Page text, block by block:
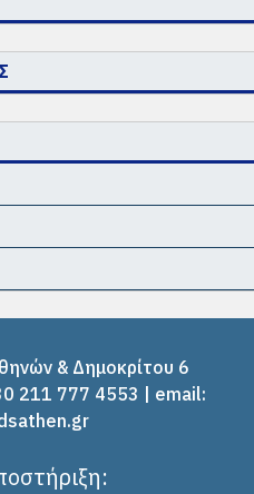
& Δημοκρίτου 6
211 777 4553 | email: